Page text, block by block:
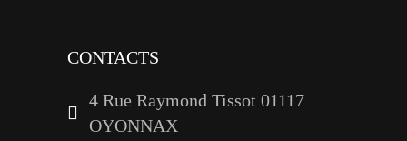
CONTACTS
4 Rue Raymond Tissot 01117
OYONNAX